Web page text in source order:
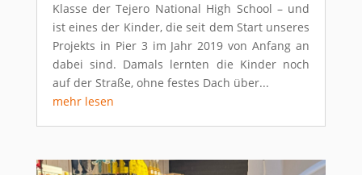
Klasse der Tejero National High School – und
ist eines der Kinder, die seit dem Start unseres
Projekts in Pier 3 im Jahr 2019 von Anfang an
dabei sind. Damals lernten die Kinder noch
auf der Straße, ohne festes Dach über...
mehr lesen